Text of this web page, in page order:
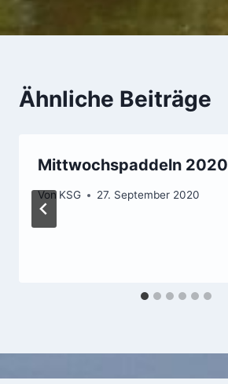
Ähnliche Beiträge
Mittwochspaddeln 2020
Von KSG 27. September 2020